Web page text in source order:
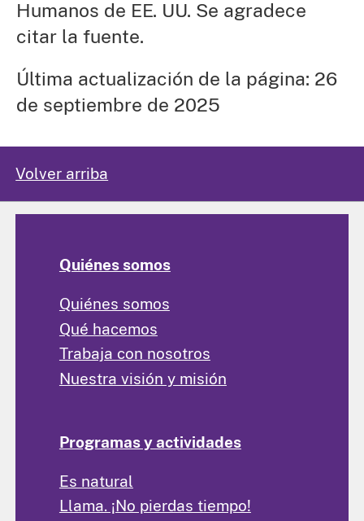
Humanos de EE. UU. Se agradece
citar la fuente.
Última actualización de la página: 26
de septiembre de 2025
Volver arriba
Quiénes somos
Quiénes somos
Qué hacemos
Trabaja con nosotros
Nuestra visión y misión
Programas y actividades
Es natural
Llama. ¡No pierdas tiempo!